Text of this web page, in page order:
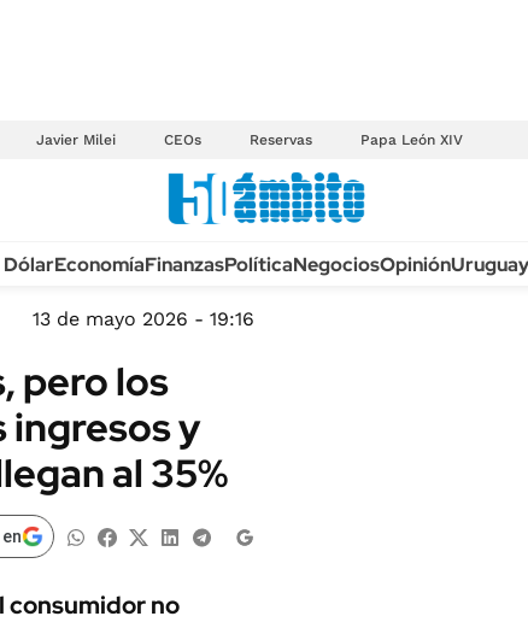
Javier Milei CEOs Reservas Papa León XIV
TECNOLOGÍA
MÉXICO
MUNDO
INFORMACIÓN GENERAL
ESPECTÁCULOS
AUTOS
DólarEconomíaFinanzasPolíticaNegociosOpiniónUruguay
13 de mayo 2026 - 19:16
pero los
ingresos y
al 35%
consumidor no